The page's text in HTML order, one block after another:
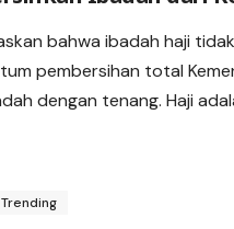
bahwa ibadah haji
pembersihan total
dengan tenang. Haji